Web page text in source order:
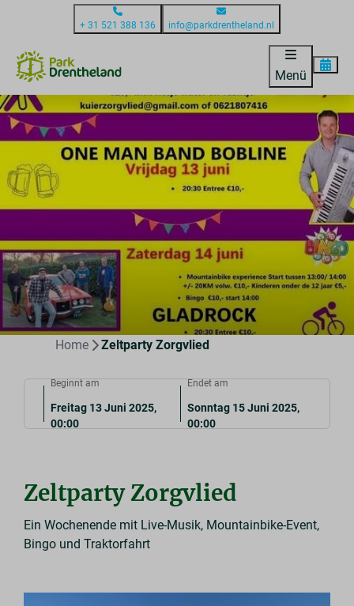
+ 31 521 388 136 info@parkdrentheland.nl
Menü
Home Zeltparty Zorgvlied
Beginnt am
Freitag 13 Juni 2025,
00:00
Endet am
Sonntag 15 Juni 2025,
00:00
Zeltparty Zorgvlied
Ein Wochenende mit Live-Musik, Mountainbike-Event,
Bingo und Traktorfahrt